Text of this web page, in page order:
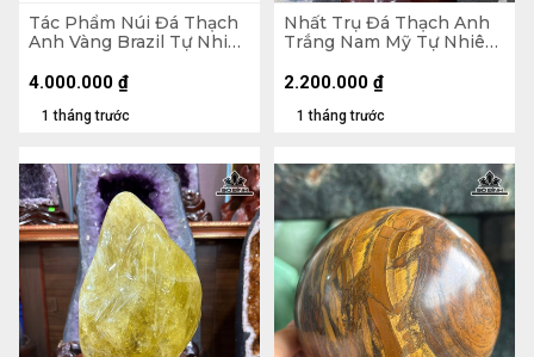
Tác Phẩm Núi Đá Thạch
Anh Vàng Brazil Tự Nhiên
Riêng Đế 5,55kg -
28,6x19,5x15 (cm)
1 tháng trước
4.000.000 ₫
Nhất Trụ Đá Thạch Anh
Trắng Nam Mỹ Tự Nhiên
(cm) - Lên Đế 41,5 x 15,8 x
1 tháng trước
2.200.000 ₫